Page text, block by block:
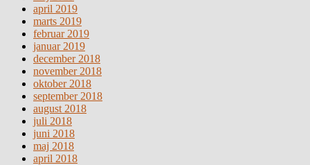
april 2019
marts 2019
februar 2019
januar 2019
december 2018
november 2018
oktober 2018
september 2018
august 2018
juli 2018
juni 2018
maj 2018
april 2018